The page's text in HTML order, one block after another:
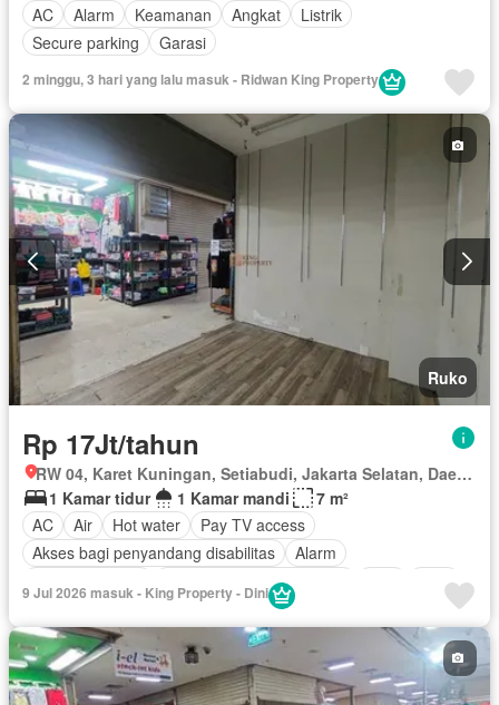
AC
Alarm Keamanan Angkat
Listrik
Secure parking
Garasi
2 minggu, 3 hari yang lalu masuk - Ridwan King Property
Ruko
Rp 17Jt/tahun
RW 04, Karet Kuningan, Setiabudi, Jakarta Selatan, Daerah Khusus Ibukota Jakarta
1 Kamar tidur
1 Kamar mandi
7 m²
AC
Air Hot water
Pay TV access
Akses bagi penyandang disabilitas
Alarm
Outdoor entertaining area
Gym
Ruang kantor
Keamanan 24 jam
Listrik
Fully fenced
Secure parking
Pemanasan
Pemandangan panorama
Rumah jaga
Taman Taman atap
Tangki air
9 Jul 2026 masuk - King Property - Dini